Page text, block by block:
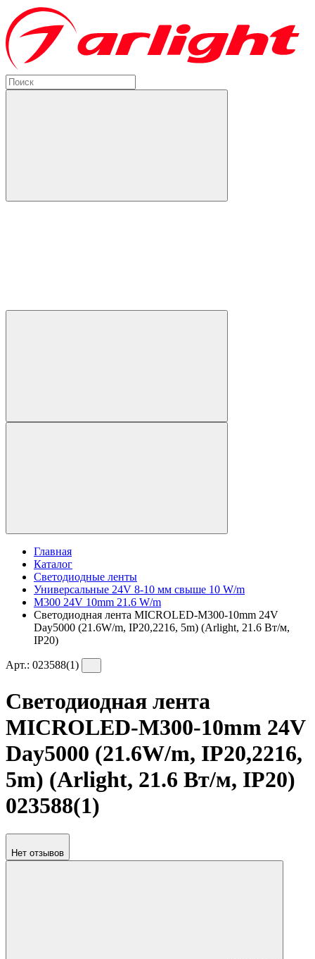
Главная
Каталог
Светодиодные ленты
Универсальные 24V 8-10 мм свыше 10 W/m
M300 24V 10mm 21.6 W/m
Светодиодная лента MICROLED-M300-10mm 24V
Day5000 (21.6W/m, IP20,2216, 5m) (Arlight, 21.6 Вт/м,
IP20)
Арт.: 023588(1)
Светодиодная лента
MICROLED-M300-10mm 24V
Day5000 (21.6W/m, IP20,2216,
5m) (Arlight, 21.6 Вт/м, IP20)
023588(1)
Нет отзывов